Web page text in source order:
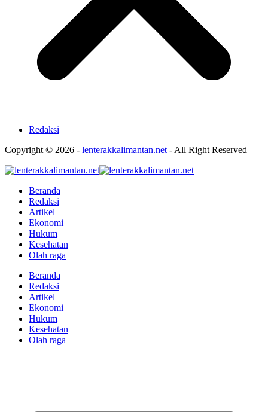
Redaksi
Copyright © 2026 - lenterakkalimantan.net - All Right Reserved
Beranda
Redaksi
Artikel
Ekonomi
Hukum
Kesehatan
Olah raga
Beranda
Redaksi
Artikel
Ekonomi
Hukum
Kesehatan
Olah raga